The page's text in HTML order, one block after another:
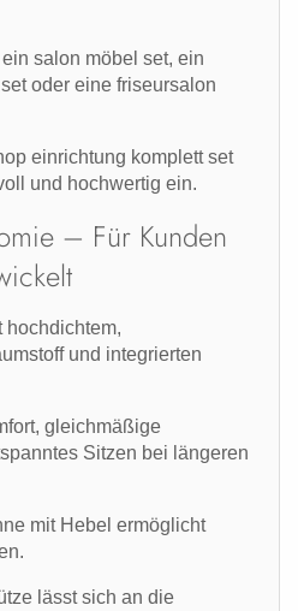
salon möbel set, ein
oder eine friseursalon
einrichtung komplett set
und hochwertig ein.
– Für Kunden
hochdichtem,
und integrierten
gleichmäßige
Sitzen bei längeren
mit Hebel ermöglicht
lässt sich an die